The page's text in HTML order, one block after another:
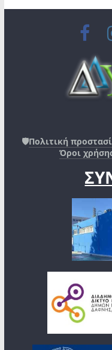
🛡️Πολιτική
Όροι